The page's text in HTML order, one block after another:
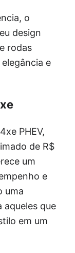
o
design
rodas
e
PHEV,
de R$
um
e
uma
aqueles que
em um